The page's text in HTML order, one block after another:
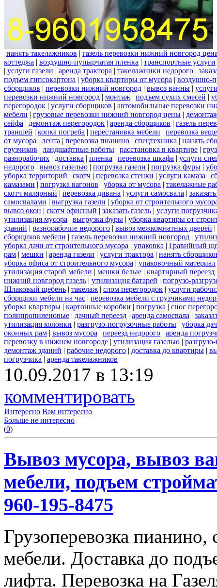
нанять такелажников | газель перевозки нижний новгород
коттеджа | воздушно-пупырчатая пленка | транспортные услуги
| услуги газели | аренда трактора | такелажники недорого |
подъем гипсокартона | уборка квартиры от мусора | воздушно-
сборщиков | перевозки нижний новгород | вывоз ванны |
перевозки нижний новгород | монтаж | подъем сухих смесей |
перегородок | услуги сборщиков | автомобильные перевозки
мебели | грузовые перевозки нижний новгород цены |
сейфа | демонтаж перегородок | аренда сборщиков | газель
траншей | копка погреба | перестановка мебели | перевозка
от мусора | лента | перевозка пианино | спецтехника | нанять
грузчиков | ландшафтные работы | расстановка в квартире |
разнорабочих | доставка | пленка | перевозка шкафа | услуги
недорого | вывоз газелью | погрузка газели | погрузка фуры |
уборка территорий | скотч | перевозка стенки | услуги камаза |
камазами | погрузка вагонов | уборка от мусора | такелажные
скотч малярный | перевозка дивана | услуги самосвала |
самосвалами | выгрузка газели | уборка от строительного
вывоз окон | скотч офисный | заказать газель | услуги
утилизация мусора | выгрузка фуры | уборка квартиры от
зданий | разнорабочие недорого | вывоз межкомнатных дверей |
сборщиков мебели | газель перевозки нижний новгород |
уборка дачи от строительного мусора | упаковка | Гравийный
рам | мешки | аренда газели | услуги трактора | нанять
уборка офиса от строительного мусора | упаковочный материал
утилизация старой мебели | мешки белые | квартирный переезд
нижний новгород газель | утилизация батарей | погрузо-
Шлаковый щебень | такелаж | слом перегородок | услуги
сборщики мебели на час | перевозка мебели с грузчиками
уборка квартиры | картонные коробки | погрузка | снос
полипропиленовые | дачный переезд | аренда самосвала |
утилизация колонки | разгрузо-погрузочные работы | уборка
оконных рам | вывоз мусора | переезд недорого | аренда
перевозку в нижнем новгороде | утилизация газелью |
демонтаж зданий | рабочие недорого | доставка до квартиры |
погрузчика | аренда такелажников
10.09.2017 в 13:19
комментировать
Интересно Вам интересно
Больше не интересно
(0)
Вывоз мусора, вывоз
мебели, подъем
960-195-8475
Грузоперевозка
мебели. Доставка до
лифта. Перевозка на